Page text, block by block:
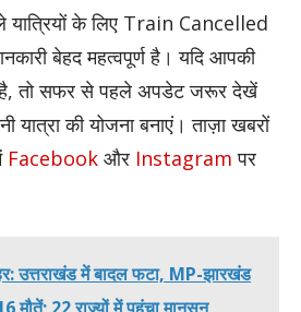
यात्रियों के लिए Train Cancelled
बेहद महत्वपूर्ण है। यदि आपकी
है, तो सफर से पहले अपडेट जरूर देखें
की योजना बनाएं।ताज़ा खबरों
Facebook और Instagram पर
उत्तराखंड में बादल फटा, MP-झारखंड